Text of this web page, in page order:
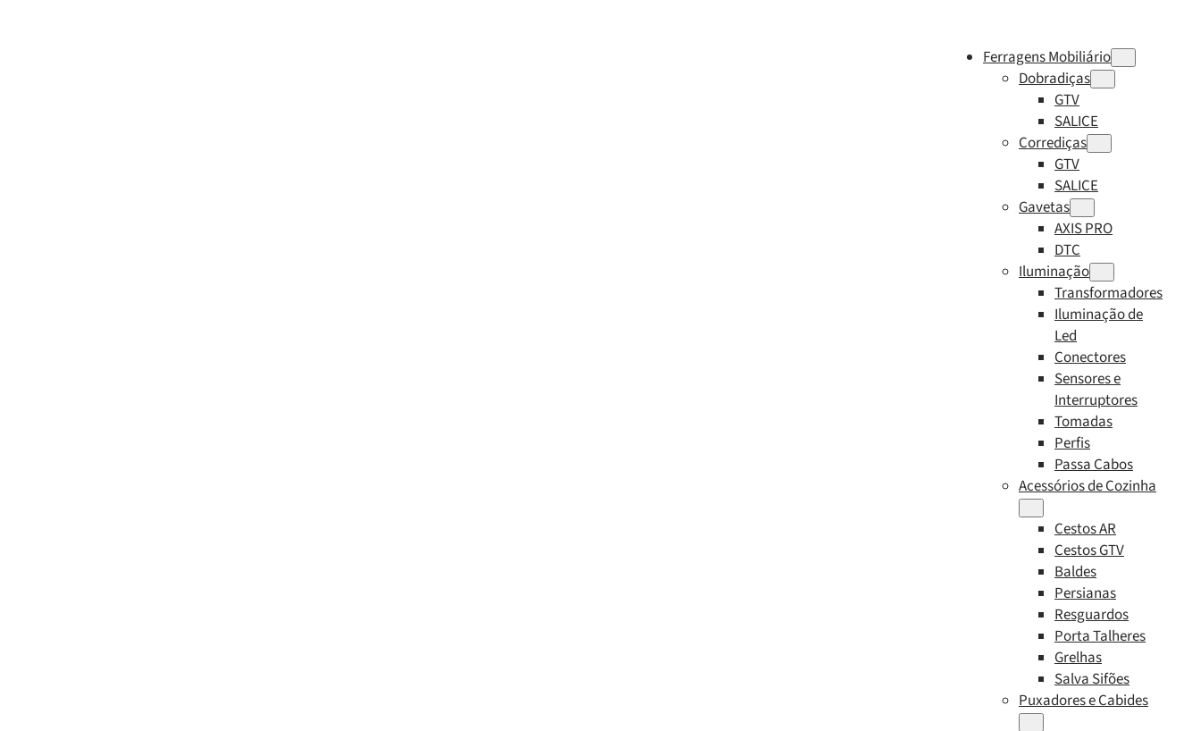
Ferragens Mobiliário
Dobradiças
GTV
SALICE
Corrediças
GTV
SALICE
Gavetas
AXIS PRO
DTC
Iluminação
Transformadores
Iluminação de
Led
Conectores
Sensores e
Interruptores
Tomadas
Perfis
Passa Cabos
Acessórios de Cozinha
Cestos AR
Cestos GTV
Baldes
Persianas
Resguardos
Porta Talheres
Grelhas
Salva Sifões
Puxadores e Cabides